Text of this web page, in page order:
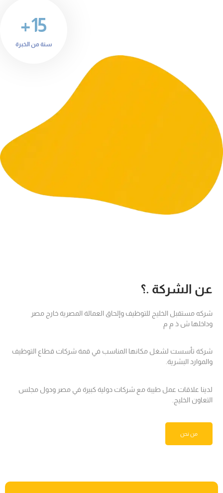
15+
سنة من الخبرة
عن الشركة .؟
شركه مستقبل الخليج للتوظيف وإلحاق العمالة المصرية خارج مصر
وداخلها ش ذ م م
شركة تأسست لشغل مكانها المناسب في قمة شركات قطاع التوظيف
والموارد البشرية.
لدينا علاقات عمل طيبة مع شركات دولية كبيرة في مصر ودول مجلس
التعاون الخليج.
من نحن